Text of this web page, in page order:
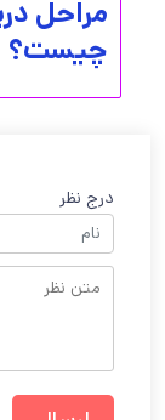
مراحل
چیست؟
درج نظر